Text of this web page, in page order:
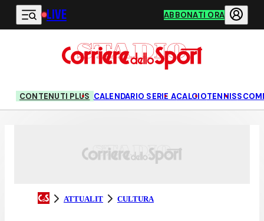
Vai al contenuto principale
LIVE ABBONATI ORA
CONTENUTI PLUS CALENDARIO SERIE ACALCIOTENNIS
ATTUALIT CULTURA